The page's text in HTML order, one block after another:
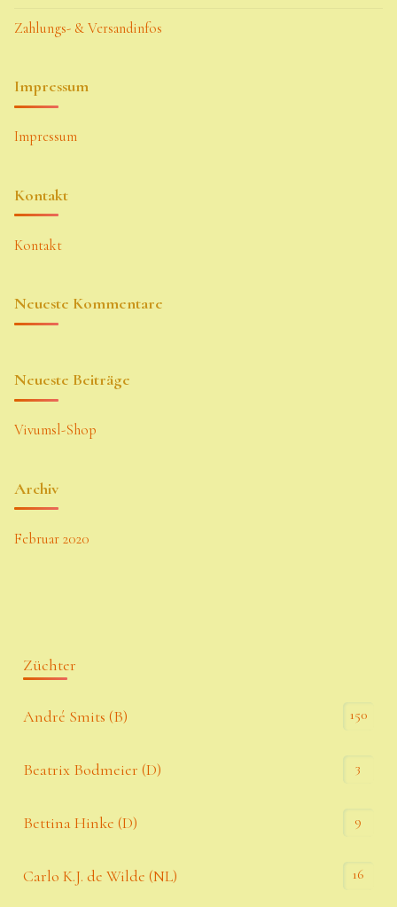
Zahlungs- & Versandinfos
Impressum
Impressum
Kontakt
Kontakt
Neueste Kommentare
Neueste Beiträge
Vivumsl-Shop
Archiv
Februar 2020
Züchter
André Smits (B) 150
Beatrix Bodmeier (D) 3
Bettina Hinke (D) 9
Carlo K.J. de Wilde (NL) 16